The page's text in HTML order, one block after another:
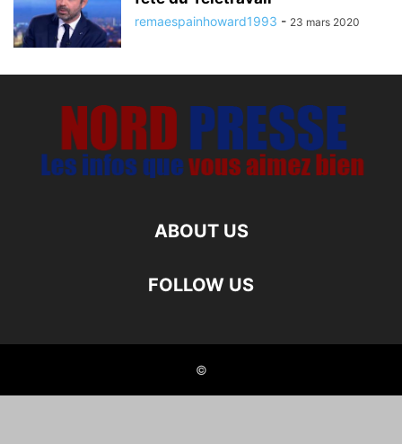
remaespainhoward1993 - 23 mars 2020
ABOUT US
FOLLOW US
©